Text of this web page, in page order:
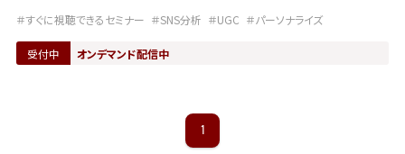
＃すぐに視聴できるセミナー ＃SNS分析 ＃UGC ＃パーソナライズ
受付中 オンデマンド配信中
1